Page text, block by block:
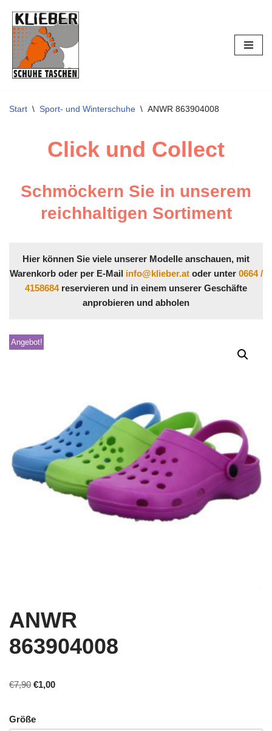
Zum
Inhalt
springen
Start \ Sport- und Winterschuhe \ ANWR 863904008
Click und Collect
Schmöckern Sie in unserem
reichhaltigen Sortiment
Hier können Sie viele unserer Modelle anschauen, mit
Warenkorb oder per E-Mail info@klieber.atoder unter 0664 /
4158684reservieren und in einem unserer Geschäfte
anprobieren und abholen
Angebot!
ANWR
863904008
€7,90 €1,00
Größe